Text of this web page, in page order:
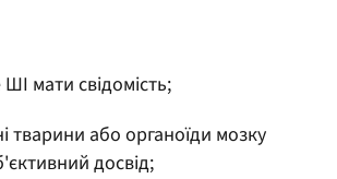
мати свідомість;
тварини або органоїди мозку
досвід;